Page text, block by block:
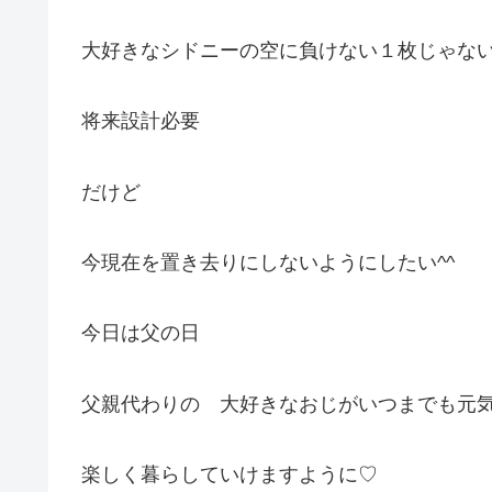
大好きなシドニーの空に負けない１枚じゃ
将来設計必要
だけど
今現在を置き去りにしないようにしたい^^
今日は父の日
父親代わりの 大好きなおじがいつまでも元
楽しく暮らしていけますように♡